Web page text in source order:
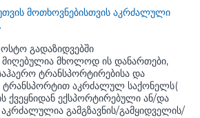
მოთხოვნებისთვის აკრძალული
გადაზიდვებში
მიღებულია მხოლოდ ის დანართები,
ტრანსპორტირებისა და
ტრანსპორტით აკრძალულ საქონელს(
ქვეყნიდან ექსპორტირებული ან/და
გამგზავნის/გამყიდველის/